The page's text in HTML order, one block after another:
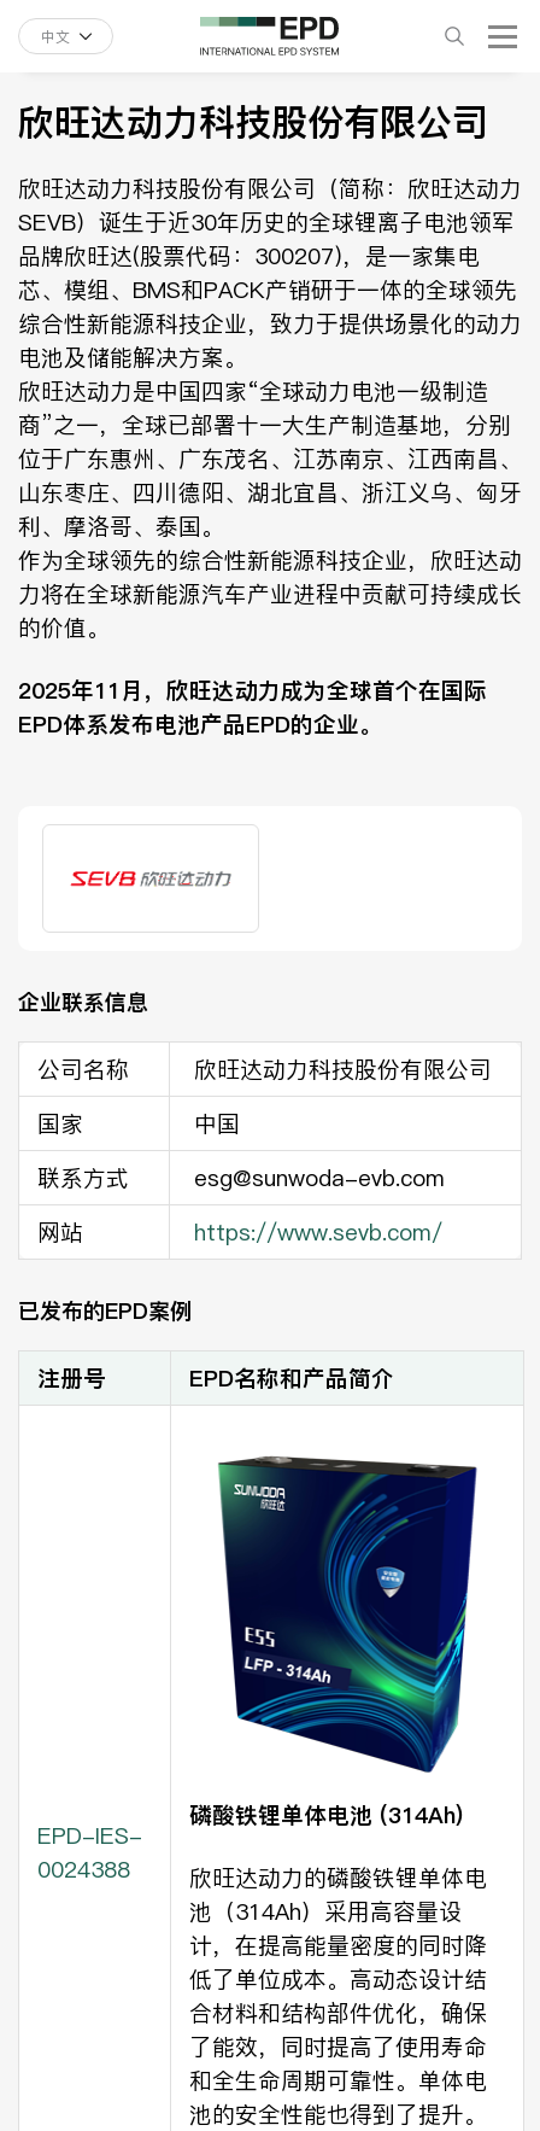
中文
欣旺达动力科技股份有限公司
欣旺达动力科技股份有限公司（简称：欣旺达动力
SEVB）诞生于近30年历史的全球锂离子电池领军
品牌欣旺达(股票代码：300207)，是一家集电
芯、模组、BMS和PACK产销研于一体的全球领先
综合性新能源科技企业，致力于提供场景化的动力
电池及储能解决方案。
欣旺达动力是中国四家“全球动力电池一级制造
商”之一，全球已部署十一大生产制造基地，分别
位于广东惠州、广东茂名、江苏南京、江西南昌、
山东枣庄、四川德阳、湖北宜昌、浙江义乌、匈牙
利、摩洛哥、泰国。
作为全球领先的综合性新能源科技企业，欣旺达动
力将在全球新能源汽车产业进程中贡献可持续成长
的价值。
2025年11月，欣旺达动力成为全球首个在国际
EPD体系发布电池产品EPD的企业。
企业联系信息
公司名称
欣旺达动力科技股份有限公司
国家
中国
联系方式
esg@sunwoda-evb.com
网站
https://www.sevb.com/
已发布的EPD案例
注册号 EPD名称和产品简介
EPD-IES-
0024388
磷酸铁锂单体电池 (314Ah)
欣旺达动力的磷酸铁锂单体电
池（314Ah）采用高容量设
计，在提高能量密度的同时降
低了单位成本。高动态设计结
合材料和结构部件优化，确保
了能效，同时提高了使用寿命
和全生命周期可靠性。单体电
池的安全性能也得到了提升。